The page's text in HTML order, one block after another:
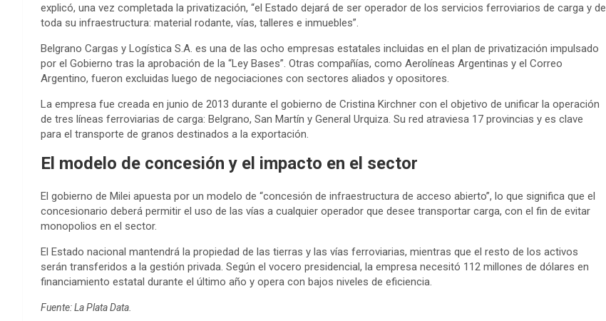
explicó, una vez completada la privatización, “el Estado dejará de ser operador de los servicios ferroviarios de carga y de
toda su infraestructura: material rodante, vías, talleres e inmuebles”.
Belgrano Cargas y Logística S.A. es una de las ocho empresas estatales incluidas en el plan de privatización impulsado
por el Gobierno tras la aprobación de la “Ley Bases”. Otras compañías, como Aerolíneas Argentinas y el Correo
Argentino, fueron excluidas luego de negociaciones con sectores aliados y opositores.
La empresa fue creada en junio de 2013 durante el gobierno de Cristina Kirchner con el objetivo de unificar la operación
de tres líneas ferroviarias de carga: Belgrano, San Martín y General Urquiza. Su red atraviesa 17 provincias y es clave
para el transporte de granos destinados a la exportación.
El modelo de concesión y el impacto en el sector
El gobierno de Milei apuesta por un modelo de “concesión de infraestructura de acceso abierto”, lo que significa que el
concesionario deberá permitir el uso de las vías a cualquier operador que desee transportar carga, con el fin de evitar
monopolios en el sector.
El Estado nacional mantendrá la propiedad de las tierras y las vías ferroviarias, mientras que el resto de los activos
serán transferidos a la gestión privada. Según el vocero presidencial, la empresa necesitó 112 millones de dólares en
financiamiento estatal durante el último año y opera con bajos niveles de eficiencia.
Fuente: La Plata Data.